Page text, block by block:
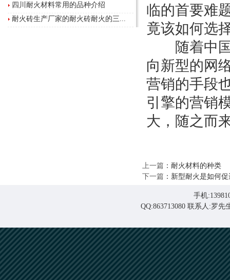
四川耐火材料常用的品种介绍
耐火砖生产厂家的耐火砖耐火的三...
临的首要难
竟该如何选
随着中国
向新型的网
营销的手段
引擎的营销
大，随之而
上一篇 ： 耐火材料的种类
下一篇 ： 新型耐火是如何
手机
QQ:863713080 联系人:罗